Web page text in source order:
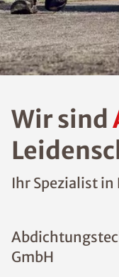
Wir sind
Ihr Spezialist in
GmbH